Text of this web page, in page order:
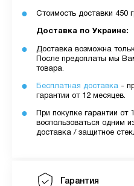
Стоимость доставки 450
Доставка по Украине:
Доставка возможна
После предоплаты мы
товара.
Бесплатная доставка -
гарантии от 12 месяцев.
При покупке гарантии
воспользоваться одним
доставка / защитное
Гарантия